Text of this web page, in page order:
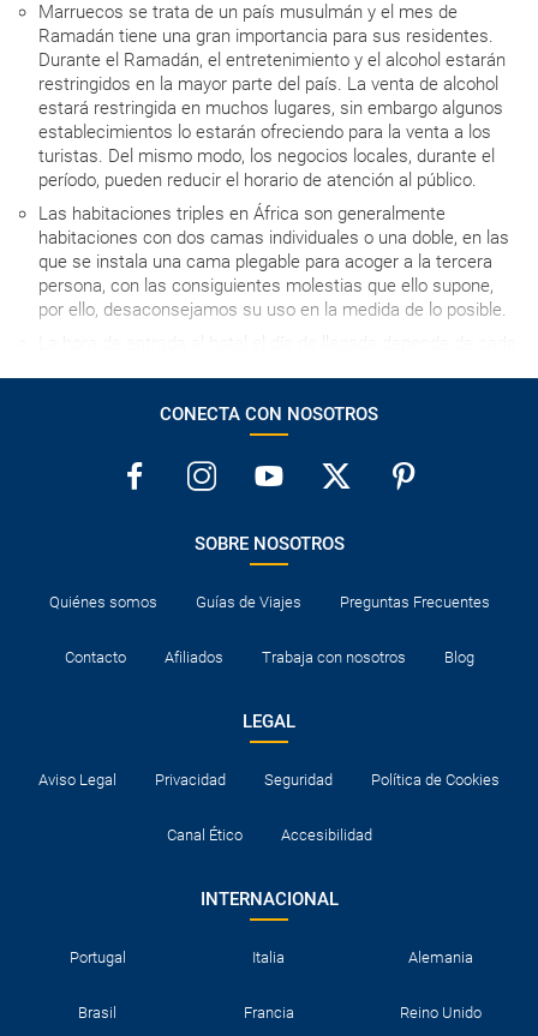
Marruecos se trata de un país musulmán y el mes de
Ramadán tiene una gran importancia para sus residentes.
Durante el Ramadán, el entretenimiento y el alcohol estarán
restringidos en la mayor parte del país. La venta de alcohol
estará restringida en muchos lugares, sin embargo algunos
establecimientos lo estarán ofreciendo para la venta a los
turistas. Del mismo modo, los negocios locales, durante el
período, pueden reducir el horario de atención al público.
Las habitaciones triples en África son generalmente
habitaciones con dos camas individuales o una doble, en las
que se instala una cama plegable para acoger a la tercera
persona, con las consiguientes molestias que ello supone,
por ello, desaconsejamos su uso en la medida de lo posible.
La tarjeta de crédito está considerada una garantía, por lo
en los hoteles.
Consultar documentación necesaria para entrar a los
se realicen escalas aéreas.
CONECTA CON NOSOTROS
SOBRE NOSOTROS
Quiénes somos Guías de Viajes Preguntas Frecuentes
Contacto Afiliados Trabaja con nosotros Blog
LEGAL
Aviso Legal Privacidad Seguridad Política de Cookies
Canal Ético Accesibilidad
INTERNACIONAL
Portugal Italia Alemania
Brasil Francia Reino Unido